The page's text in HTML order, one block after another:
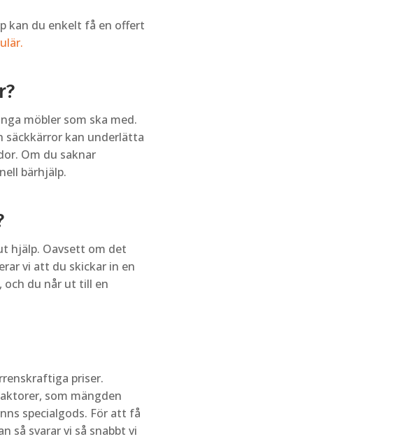
kan du enkelt få en offert
möbler som ska med.
säckkärror kan underlätta
Om du saknar
bärhjälp.
hjälp. Oavsett om det
vi att du skickar in en
och du når ut till en
priser.
som mängden
specialgods. För att få
så svarar vi så snabbt vi